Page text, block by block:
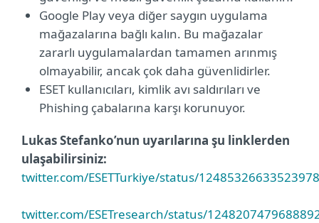
Google Play veya diğer saygın uygulama
mağazalarına bağlı kalın. Bu mağazalar
zararlı uygulamalardan tamamen arınmış
olmayabilir, ancak çok daha güvenlidirler.
ESET kullanıcıları, kimlik avı saldırıları ve
Phishing çabalarına karşı korunuyor.
Lukas Stefanko’nun uyarılarına şu linklerden
ulaşabilirsiniz:
twitter.com/ESETTurkiye/status/
twitter.com/ESETresearch/status/